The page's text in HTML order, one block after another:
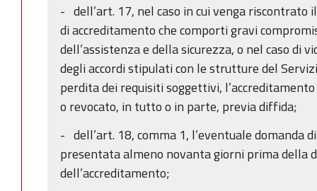
- dell’art. 17, nel caso in cui venga riscontrato
di accreditamento che comporti gravi
dell’assistenza e della sicurezza, o nel caso di
degli accordi stipulati con le strutture del
perdita dei requisiti soggettivi,
o revocato, in tutto o in parte, previa diffida;
- dell’art. 18, comma 1, l’eventuale domanda
presentata almeno novanta giorni prima della
dell’accreditamento;